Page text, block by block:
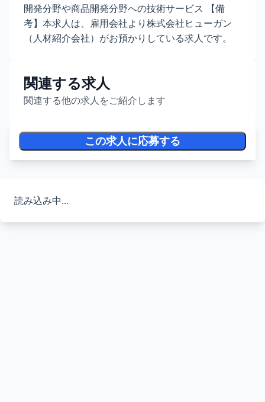
開発分野や商品開発分野への技術サービス 【備
考】本求人は、雇用会社より株式会社ヒューガン
（人材紹介会社）がお預かりしている求人です。
関連する求人
関連する他の求人をご紹介します
この求人に応募する
読み込み中...